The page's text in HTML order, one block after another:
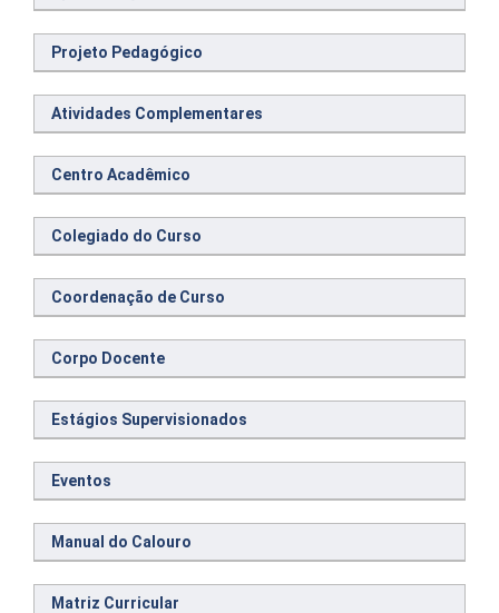
Projeto Pedagógico
Atividades Complementares
Centro Acadêmico
Colegiado do Curso
Coordenação de Curso
Corpo Docente
Estágios Supervisionados
Eventos
Manual do Calouro
Matriz Curricular